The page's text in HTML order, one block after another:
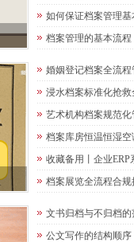
如何保证档案管理
档案管理的基本流程
婚姻登记档案全流程
浸水档案标准化抢
艺术机构档案规范化
档案库房恒温恒湿
收藏备用丨企业
档案展览全流程合规
文书归档与不归档的
公文写作的结构顺序